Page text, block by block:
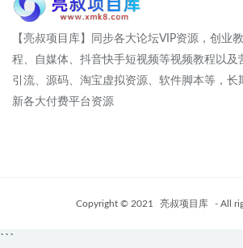
【亮叔项目库】同步各大论坛VIP资源，创业教
程、自媒体、抖音快手短视频等视频教程以及
引流、源码、淘宝虚拟资源、软件脚本等，长
新各大付费平台资源
Copyright © 2021 亮叔项目库 - All
```